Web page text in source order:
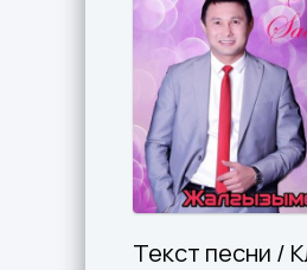
Текст песни /